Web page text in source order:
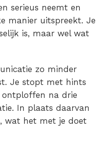
serieus neemt en
manier uitspreekt. Je
is, maar wel wat
zo minder
Je stopt met hints
ontploffen na drie
In plaats daarvan
wat het met je doet